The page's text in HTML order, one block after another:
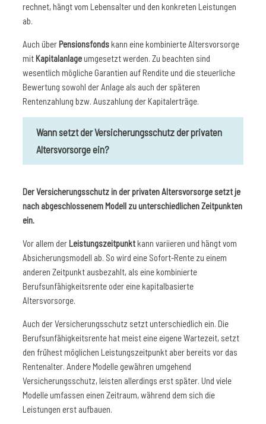
rechnet, hängt vom Lebensalter und den konkreten Leistungen
ab.
Auch überPensionsfondskann eine kombinierte Altersvorsorge
mitKapitalanlageumgesetzt werden. Zu beachten sind
wesentlich mögliche Garantien auf Rendite und die steuerliche
Bewertung sowohl der Anlage als auch der späteren
Rentenzahlung bzw. Auszahlung der Kapitalerträge.
Wann setzt der Versicherungsschutz der privaten
Altersvorsorge ein?
Der Versicherungsschutz in der privaten Altersvorsorge setzt je
nach abgeschlossenem Modell zu unterschiedlichen Zeitpunkten
ein.
Vor allem derLeistungszeitpunktkann variieren und hängt vom
Absicherungsmodell ab. So wird eine Sofort-Rente zu einem
anderen Zeitpunkt ausbezahlt, als eine kombinierte
Berufsunfähigkeitsrente oder eine kapitalbasierte
Altersvorsorge.
Auch der Versicherungsschutz setzt unterschiedlich ein. Die
Berufsunfähigkeitsrente hat meist eine eigene Wartezeit, setzt
den frühest möglichen Leistungszeitpunkt aber bereits vor das
Rentenalter. Andere Modelle gewähren umgehend
Versicherungsschutz, leisten allerdings erst später. Und viele
Modelle umfassen einen Zeitraum, während dem sich die
Leistungen erst aufbauen.